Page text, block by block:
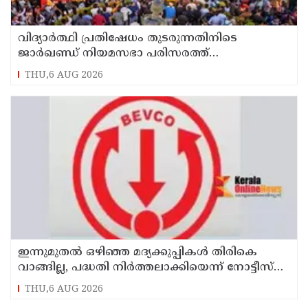
വിദ്യാര്‍ത്ഥി പ്രതിഷേധം തുടരുന്നതിനിടെ
ജാര്‍ഖണ്ഡ് നിയമസഭാ പരിസരത്ത്
നിരോധനാജ്ഞ
THU,6 AUG 2026
ഇന്നുമുതല്‍ ഒഴിഞ്ഞ മദ്യക്കുപ്പികള്‍ തിരികെ
വാങ്ങില്ല, പദ്ധതി നിര്‍ത്തലാക്കിയെന്ന് നോട്ടീസ്
പ്രദര്‍ശിപ്പിക്കും
THU,6 AUG 2026